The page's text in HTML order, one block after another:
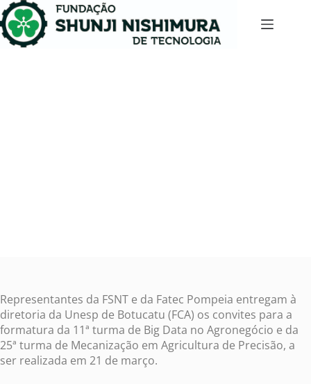
Representantes da FSNT e da Fatec Pompeia entregam à
diretoria da Unesp de Botucatu (FCA) os convites para a
formatura da 11ª turma de Big Data no Agronegócio e da
25ª turma de Mecanização em Agricultura de Precisão, a
ser realizada em 21 de março.